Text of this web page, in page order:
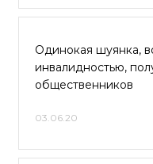
Одинокая шуянка,
инвалидностью,
общественников
03.06.20